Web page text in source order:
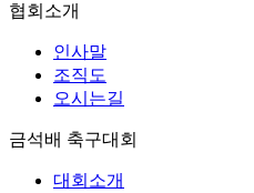
협회소개
인사말
조직도
오시는길
금석배 축구대회
대회소개